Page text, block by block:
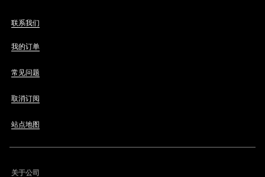
联系我们
我的订单
常见问题
取消订阅
站点地图
关于公司